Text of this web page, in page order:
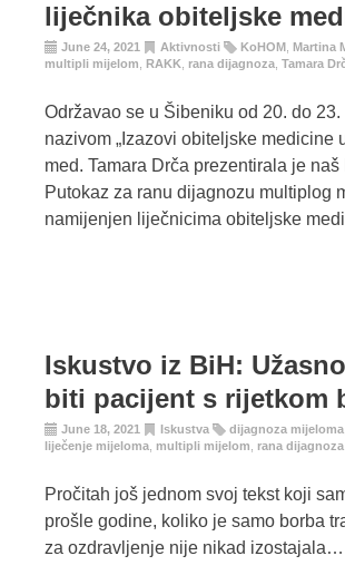
liječnika obiteljske
June 24, 2021 Aktivnosti KoHOM Martina
multipli mijelom
RAKK rana dijagnoza Tamara
Održavao se u Šibeniku od 20. do 23.
nazivom „Izazovi obiteljske medicine
med. Tamara Drča prezentirala je
Putokaz za ranu dijagnozu multiplog
namijenjen liječnicima obiteljske
Iskustvo iz BiH:
biti pacijent s rijetkom
June 18, 2021 Iskustva dijagnoza mijeloma
liječenje mijeloma multipli mijelom rana dijagnoza
Pročitah još jednom svoj tekst koji
prošle godine, koliko je samo borba
za ozdravljenje nije nikad izostajala…